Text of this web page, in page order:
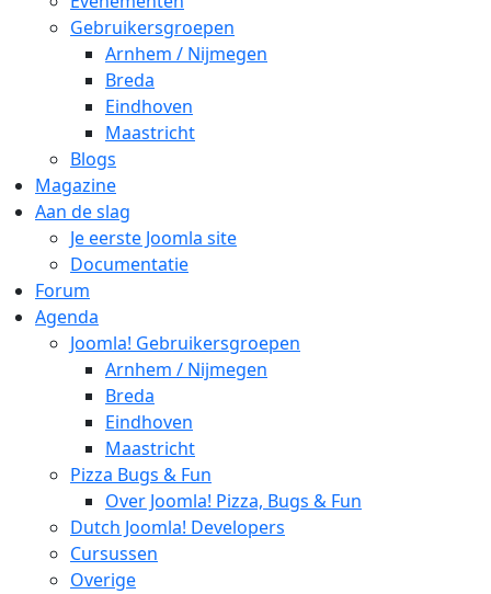
Gebruikersgroepen
Arnhem / Nijmegen
Breda
Eindhoven
Maastricht
Blogs
Magazine
Aan de slag
Je eerste Joomla site
Documentatie
Forum
Agenda
Joomla! Gebruikersgroepen
Arnhem / Nijmegen
Breda
Eindhoven
Maastricht
Pizza Bugs & Fun
Over Joomla! Pizza, Bugs & Fun
Dutch Joomla! Developers
Cursussen
Overige